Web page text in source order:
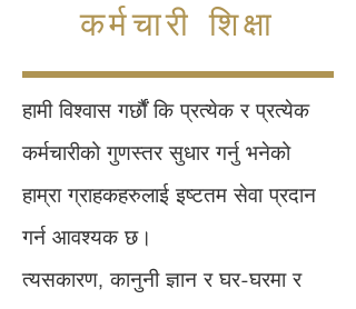
कर्मचारी शिक्षा
हामी विश्वास गर्छौं कि प्रत्येक र प्रत्येक
कर्मचारीको गुणस्तर सुधार गर्नु भनेको
हाम्रा ग्राहकहरुलाई इष्टतम सेवा प्रदान
गर्न आवश्यक छ।
त्यसकारण, कानुनी ज्ञान र घर-घरमा र